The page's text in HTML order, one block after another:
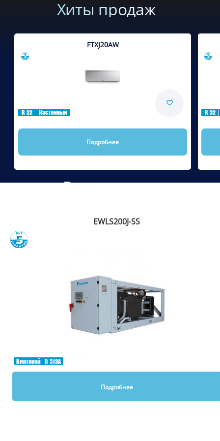
Хиты продаж
FTXJ20AW
R-32 Настенный
Подробнее
R-32
Рекомендуем
EWLS200J-SS
Винтовой R-513A
Подробнее